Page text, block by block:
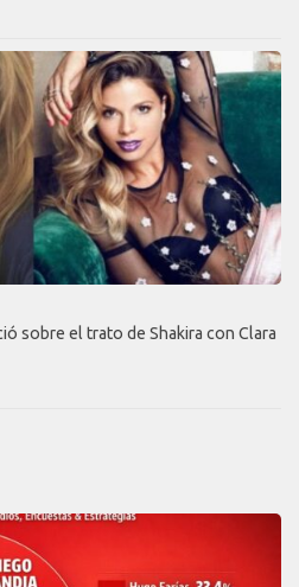
sobre el trato de Shakira con Clara